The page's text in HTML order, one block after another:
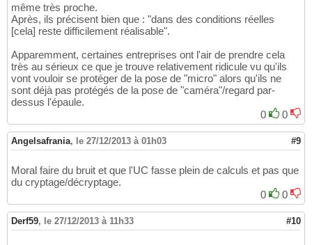
même très proche.
Après, ils précisent bien que : "dans des conditions réelles
[cela] reste difficilement réalisable".
Apparemment, certaines entreprises ont l'air de prendre cela
très au sérieux ce que je trouve relativement ridicule vu qu'ils
vont vouloir se protéger de la pose de "micro" alors qu'ils ne
sont déjà pas protégés de la pose de "caméra"/regard par-
dessus l'épaule.
0
0
Angelsafrania, le 27/12/2013 à 01h03 #9
Moral faire du bruit et que l'UC fasse plein de calculs et pas que
du cryptage/décryptage.
0
0
Derf59, le 27/12/2013 à 11h33 #10